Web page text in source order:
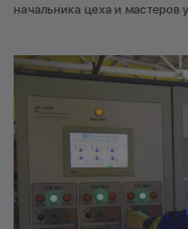
начальника цеха и мастеров